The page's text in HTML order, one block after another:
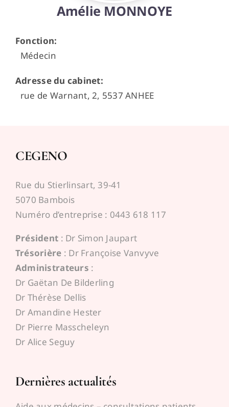
Amélie MONNOYE
Fonction:
Médecin
Adresse du cabinet:
rue de Warnant, 2, 5537 ANHEE
CEGENO
Rue du Stierlinsart, 39-41
5070 Bambois
Numéro d’entreprise : 0443 618 117
Président : Dr Simon Jaupart
Trésorière : Dr Françoise Vanvyve
Administrateurs :
Dr Gaëtan De Bilderling
Dr Thérèse Dellis
Dr Amandine Hester
Dr Pierre Masscheleyn
Dr Alice Seguy
Dernières actualités